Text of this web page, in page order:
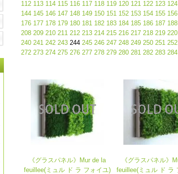
112 113 114 115 116 117 118 119 120 121 122 123 124
144 145 146 147 148 149 150 151 152 153 154 155 156
176 177 178 179 180 181 182 183 184 185 186 187 188
208 209 210 211 212 213 214 215 216 217 218 219 220
240 241 242 243 244 245 246 247 248 249 250 251 252
272 273 274 275 276 277 278 279 280 281 282 283 284
《グラスパネル》Mur de la
feuillee(ミュル ド ラ フォイユ)
《グラスパネル》
feuillee(ミュル ド ラ